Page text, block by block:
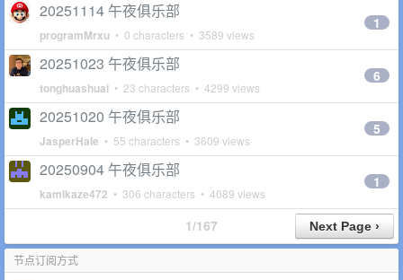
20251114 午夜俱乐部
programMrxu • 0 characters • 3589 views
1
20251023 午夜俱乐部
tonghuashuai • 23 characters • 4299 views
6
20251020 午夜俱乐部
JasperHale • 55 characters • 3609 views
5
20250904 午夜俱乐部
kamikaze472 • 306 characters • 4089 views
1
1/167
节点订阅方式